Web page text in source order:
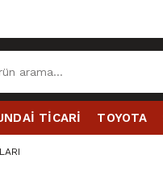
TİCARİ TOYOTA